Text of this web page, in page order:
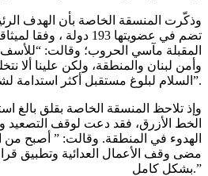
وذكّرت المنسقة الخاصة بأن الهدف
تضم في عضويتها 193 دولة ،
المقبلة مآسي الحروب؛ وقالت:
وأمن لبنان والمنطقة، ولكن علينا ألا
السلام لبلوغ مستقبل أكثر استدامة لشعب لبنان”.
وإذ تلاحظ المنسقة الخاصة بقلق بالغ
الخط الأزرق، فقد دعت لوقف التصعيد
الهدوء في المنطقة. وقالت: ” أصبح
بشكل كامل.”